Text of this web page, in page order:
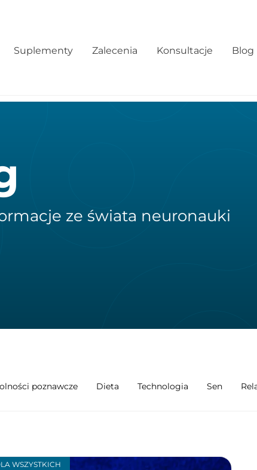
Suplementy Zalecenia Konsultacje Blog
ze świata neuronauki
poznawcze Dieta Technologia Sen
WSZYSTKICH